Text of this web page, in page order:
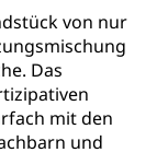
von nur
Das
mit den
und